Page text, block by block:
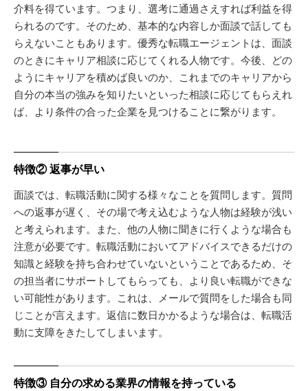
介料を得ています。つまり、選考に通過さえすれば利益を得
られるのです。そのため、基本的な内容しか面談で話しても
らえないこともあります。優秀な転職エージェントは、面談
のときにキャリア相談に応じてくれる人物です。今後、どの
ようにキャリアを積めば良いのか、これまでのキャリアから
自分の本当の強みを知りたいといった相談に応じてもらえれ
ば、より条件の合った企業を見つけることに繋がります。
特徴② 返事が早い
面談では、転職活動に関する様々なことを質問します。質問
への返事が遅く、その場で考え込むような人物は経験が浅い
と考えられます。また、他の人物に聞きに行くような場合も
注意が必要です。転職活動においてアドバイスできるだけの
知識と経験を持ち合わせていないということであるため、そ
の担当者にサポートしてもらっても、より良い転職ができな
い可能性があります。これは、メールで質問をした場合も同
じことが言えます。返信に数日かかるような場合は、転職活
動に支障をきたしてしまいます。
特徴③ 自分の求める業界の情報を持っている